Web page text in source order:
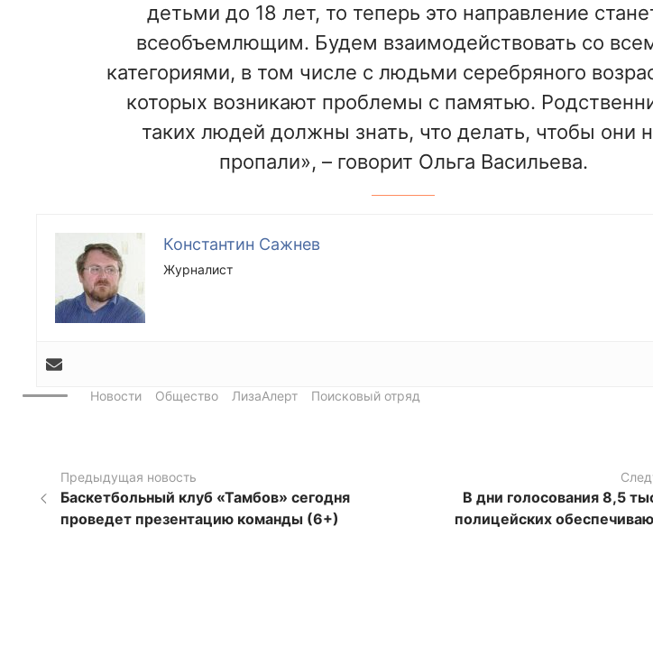
детьми до 18 лет, то теперь это направление
всеобъемлющим. Будем взаимодействовать со
категориями, в том числе с людьми серебряного
которых возникают проблемы с памятью.
таких людей должны знать, что делать, чтобы они
пропали», – говорит Ольга Васильева.
Константин Сажнев
Журналист
Новости Общество ЛизаАлерт Поисковый отряд
Предыдущая новость
Баскетбольный клуб «Тамбов» сегодня
проведет презентацию команды (6+)
В дни голосования 8,5
полицейских